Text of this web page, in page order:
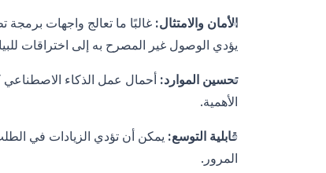
الأمان والامتثال: غالبًا ما تعالج واجهات
يؤدي الوصول غير المصرح به إلى اختراقات
تحسين الموارد: أحمال عمل الذكاء الاصطناعي
الأهمية.
قابلية التوسع: يمكن أن تؤدي الزيادات في
المرور.